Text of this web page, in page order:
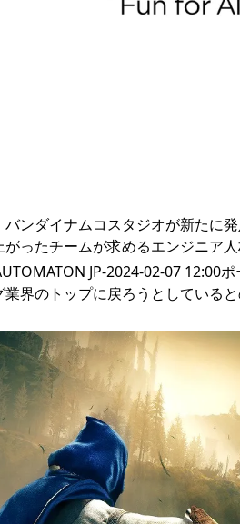
バンダイナムコスタジオが新たに
ったチームが求めるエンジニア
JP-2024-02-07 12:00
界のトップに戻ろうとしている